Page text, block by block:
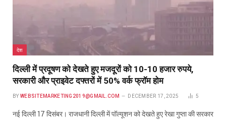
देश
दिल्ली में प्रदूषण को देखते हुए मजदूरों को 10-10 हजार रुपये,
सरकारी और प्राइवेट दफ्तरों में 50% वर्क फ्रॉम होम
BY WEBSITEMARKETING2019@GMAIL.COM DECEMBER 17, 2025 5
नई दिल्ली 17 दिसंबर। राजधानी दिल्ली में पॉल्यूशन को देखते हुए रेखा गुप्ता की सरकार